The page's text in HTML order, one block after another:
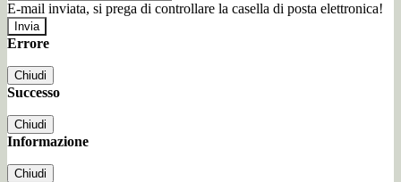
E-mail inviata, si prega di controllare la casella di posta elettronica!
Errore
Chiudi
Successo
Chiudi
Informazione
Chiudi